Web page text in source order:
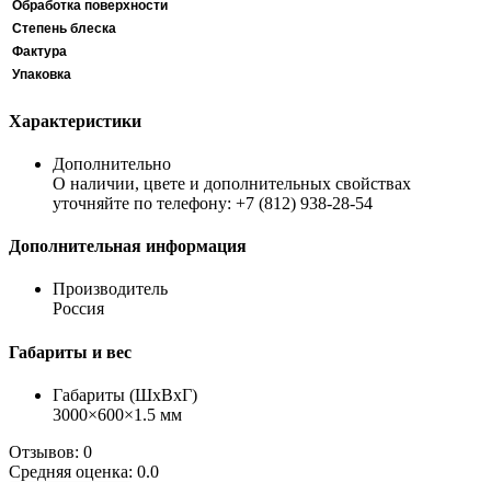
Обработка поверхности
Степень блеска
Фактура
Упаковка
Характеристики
Дополнительно
О наличии, цвете и дополнительных свойствах
уточняйте по телефону: +7 (812) 938-28-54
Дополнительная информация
Производитель
Россия
Габариты и вес
Габариты (ШхВхГ)
3000×600×1.5 мм
Отзывов: 0
Средняя оценка: 0.0